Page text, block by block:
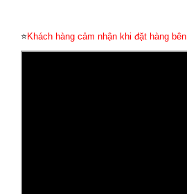
⭐Khách hàng cảm nhận khi đặt hàng bên